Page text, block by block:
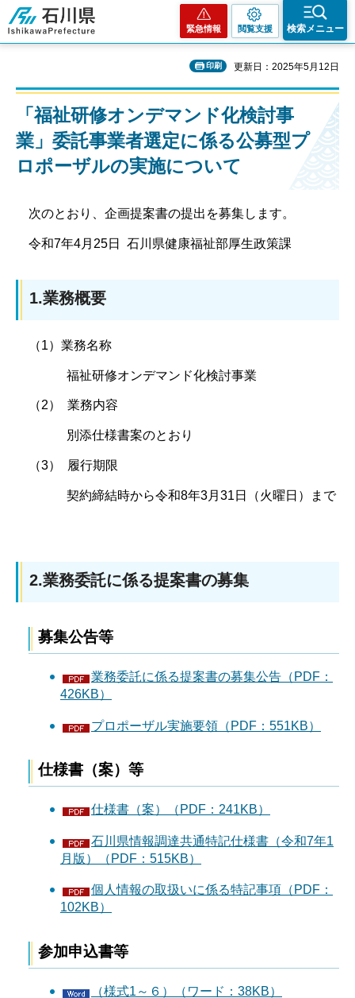
石川県
緊急情報 閲覧支援 検索メニュー
印刷 更新日：2025年5月12日
「福祉研修オンデマンド化検討事
業」委託事業者選定に係る公募型プ
ロポーザルの実施について
次のとおり、企画提案書の提出を募集します。
令和7年4月25日 石川県健康福祉部厚生政策課
1.業務概要
（1）業務名称
福祉研修オンデマンド化検討事業
（2） 業務内容
別添仕様書案のとおり
（3） 履行期限
契約締結時から令和8年3月31日（火曜日）まで
2.業務委託に係る提案書の募集
募集公告等
業務委託に係る提案書の募集公告（PDF：
426KB）
プロポーザル実施要領（PDF：551KB）
仕様書（案）等
仕様書（案）（PDF：241KB）
石川県情報調達共通特記仕様書（令和7年1
月版）（PDF：515KB）
個人情報の取扱いに係る特記事項（PDF：
102KB）
参加申込書等
（様式1～６）（ワード：38KB）